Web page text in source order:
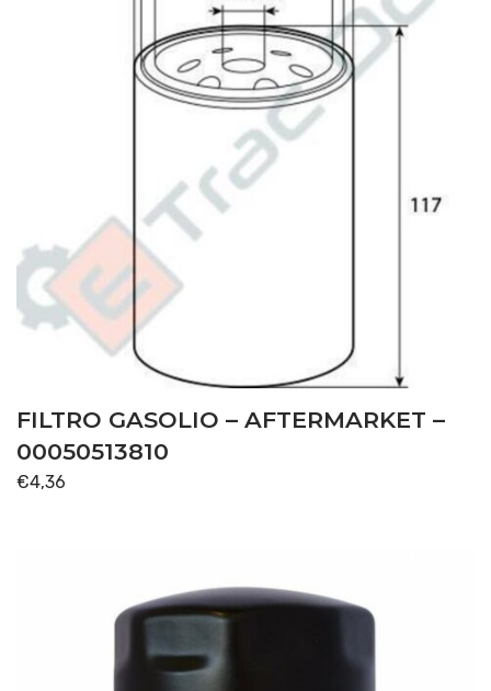
FILTRO GASOLIO – AFTERMARKET –
00050513810
€4,36